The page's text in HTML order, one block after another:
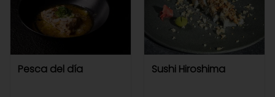
Pesca del día Sushi Hiroshima